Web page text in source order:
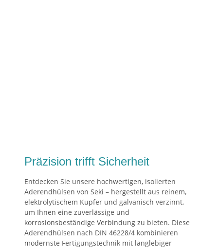
Präzision trifft Sicherheit
Entdecken Sie unsere hochwertigen, isolierten
Aderendhülsen von Seki – hergestellt aus reinem,
elektrolytischem Kupfer und galvanisch verzinnt,
um Ihnen eine zuverlässige und
korrosionsbeständige Verbindung zu bieten. Diese
Aderendhülsen nach DIN 46228/4 kombinieren
modernste Fertigungstechnik mit langlebiger